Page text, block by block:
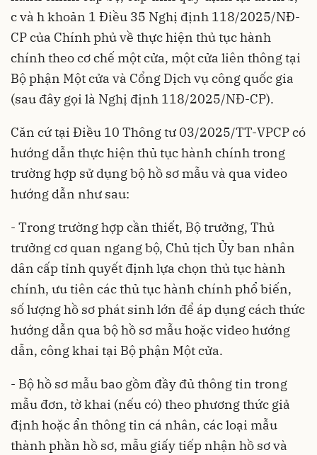
c và h khoản 1 Điều 35 Nghị định 118/2025/NĐ-
CPcủa Chính phủ về thực hiện thủ tục hành
chính theo cơ chế một cửa, một cửa liên thông tại
Bộ phận Một cửa và Cổng Dịch vụ công quốc gia
(sau đây gọi là Nghị định 118/2025/NĐ-CP).
Căn cứ tại Điều 10 Thông tư 03/2025/TT-VPCPcó
hướng dẫn thực hiện thủ tục hành chính trong
trường hợp sử dụng bộ hồ sơ mẫu và qua video
hướng dẫn như sau:
- Trong trường hợp cần thiết, Bộ trưởng, Thủ
trưởng cơ quan ngang bộ, Chủ tịch Ủy ban nhân
dân cấp tỉnh quyết định lựa chọn thủ tục hành
chính, ưu tiên các thủ tục hành chính phổ biến,
số lượng hồ sơ phát sinh lớn để áp dụng cách thức
hướng dẫn qua bộ hồ sơ mẫu hoặc video hướng
dẫn, công khai tại Bộ phận Một cửa.
- Bộ hồ sơ mẫu bao gồm đầy đủ thông tin trong
mẫu đơn, tờ khai (nếu có) theo phương thức giả
định hoặc ẩn thông tin cá nhân, các loại mẫu
thành phần hồ sơ, mẫu giấy tiếp nhận hồ sơ và